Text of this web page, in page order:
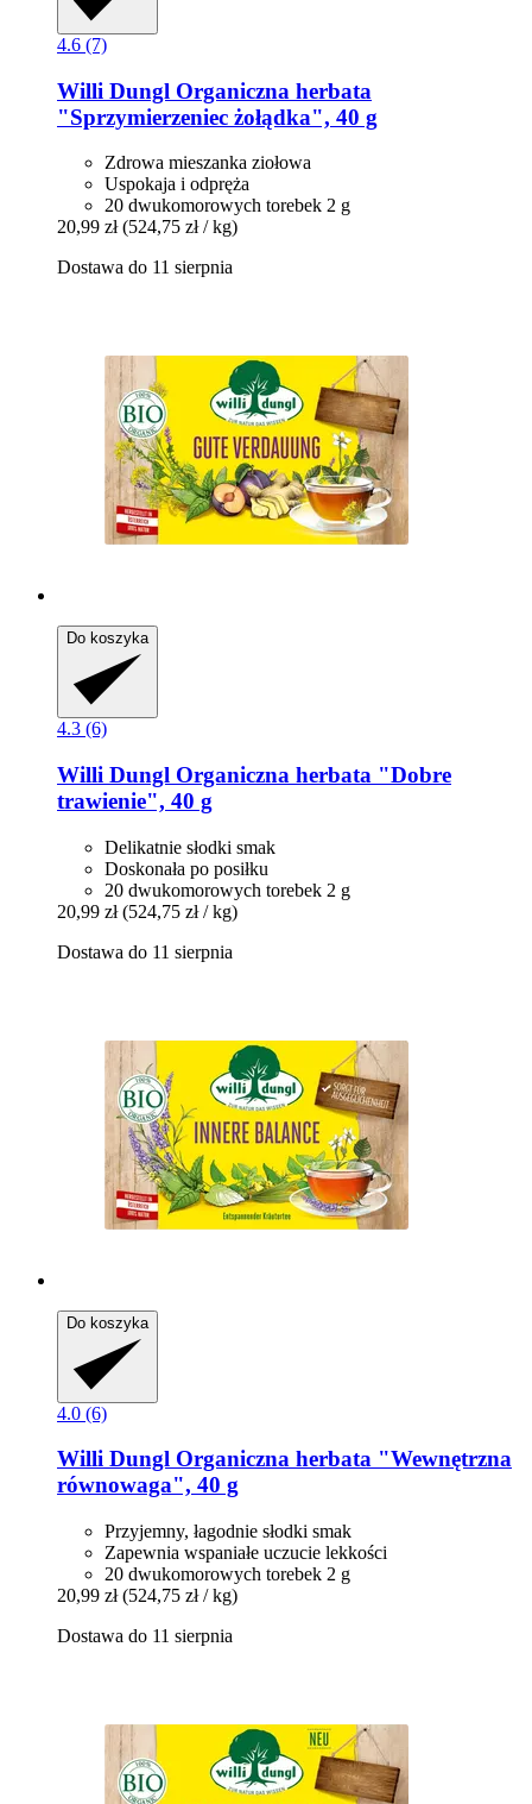
4.6 (7)
Willi Dungl Organiczna herbata
"Sprzymierzeniec żołądka", 40 g
Zdrowa mieszanka ziołowa
Uspokaja i odpręża
20 dwukomorowych torebek 2 g
20,99 zł (524,75 zł / kg)
Dostawa do 11 sierpnia
Do koszyka
4.3 (6)
Willi Dungl Organiczna herbata "Dobre
trawienie", 40 g
Delikatnie słodki smak
Doskonała po posiłku
20 dwukomorowych torebek 2 g
20,99 zł (524,75 zł / kg)
Dostawa do 11 sierpnia
Do koszyka
4.0 (6)
Willi Dungl Organiczna herbata "Wewnętrzna
równowaga", 40 g
Przyjemny, łagodnie słodki smak
Zapewnia wspaniałe uczucie lekkości
20 dwukomorowych torebek 2 g
20,99 zł (524,75 zł / kg)
Dostawa do 11 sierpnia